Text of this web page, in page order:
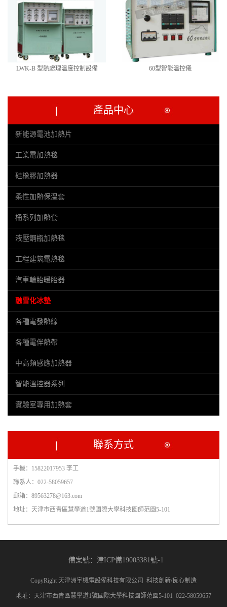
LWK-B 型熱處理溫度控制設備 60型智能溫控儀
產品中心
新能源電池加熱片
工業電加熱毯
硅橡膠加熱器
柔性加熱保溫套
桶系列加熱套
液壓鋼瓶加熱毯
工程建筑電熱毯
汽車輪胎暖胎器
融雪化冰墊
各種電發熱線
各種電伴熱帶
中高頻感應加熱器
智能溫控器系列
實驗室專用加熱套
聯系方式
手機：15822017953 李工
聯系人：022-58059657
郵箱：89563278@163.com
地址：天津市西青區慧學道1號國際大學科技園師范園5-101
備案號：津ICP備19003381號-1
CopyRight 天津洲宇機電設備科技有限公司 科技創新/良心制造
地址：天津市西青區慧學道1號國際大學科技園師范園5-101 022-58059657